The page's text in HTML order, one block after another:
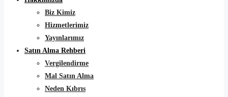
Biz Kimiz
Hizmetlerimiz
Yayınlarımız
Satın Alma Rehberi
Vergilendirme
Mal Satın Alma
Neden Kıbrıs